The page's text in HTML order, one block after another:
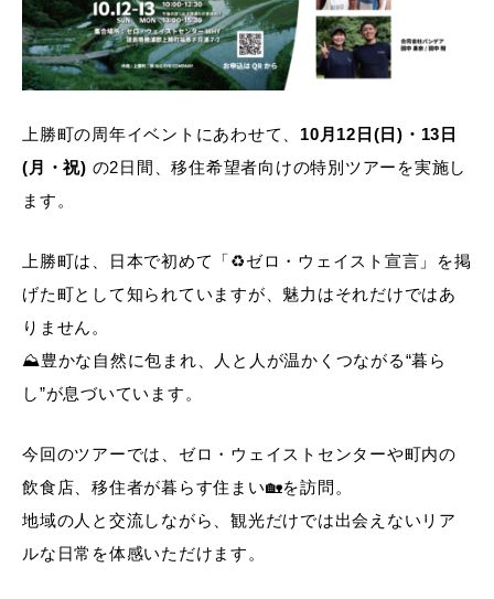
上勝町の周年イベントにあわせて、 10月12日(日)・13日
(月・祝) の2日間、移住希望者向けの特別ツアーを実施し
ます。
上勝町は、日本で初めて「♻️ゼロ・ウェイスト宣言」を掲
げた町として知られていますが、魅力はそれだけではあ
りません。
⛰️豊かな自然に包まれ、人と人が温かくつながる“暮ら
し”が息づいています。
今回のツアーでは、ゼロ・ウェイストセンターや町内の
飲食店、移住者が暮らす住まい🏡を訪問。
地域の人と交流しながら、観光だけでは出会えないリア
ルな日常を体感いただけます。